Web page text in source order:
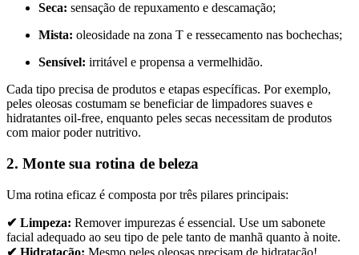
Seca: sensação de repuxamento e descamação;
Mista: oleosidade na zona T e ressecamento nas bochechas;
Sensível: irritável e propensa a vermelhidão.
Cada tipo precisa de produtos e etapas específicas. Por exemplo,
peles oleosas costumam se beneficiar de limpadores suaves e
hidratantes oil-free, enquanto peles secas necessitam de produtos
com maior poder nutritivo.
2. Monte sua rotina de beleza
Uma rotina eficaz é composta por três pilares principais:
✔ Limpeza: Remover impurezas é essencial. Use um sabonete
facial adequado ao seu tipo de pele tanto de manhã quanto à noite.
✔ Hidratação: Mesmo peles oleosas precisam de hidratação!